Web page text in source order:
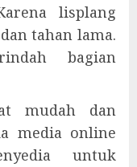
lisplang
tahan lama.
bagian
mudah dan
media online
untuk